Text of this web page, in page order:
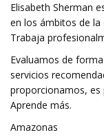
Elisabeth Sherman
en los ámbitos de
Trabaja
Evaluamos de
servicios
proporcionamos, es
Aprende más.
Amazonas